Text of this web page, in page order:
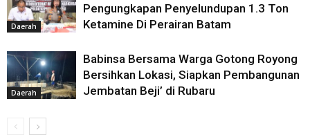
Daerah
Pengungkapan Penyelundupan 1.3 Ton
Ketamine Di Perairan Batam
Daerah
Babinsa Bersama Warga Gotong Royong
Bersihkan Lokasi, Siapkan Pembangunan
Jembatan Beji’ di Rubaru